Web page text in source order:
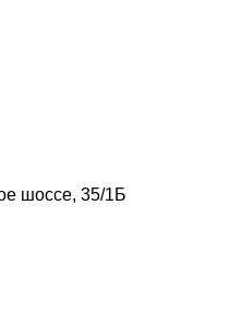
шоссе, 35/1Б